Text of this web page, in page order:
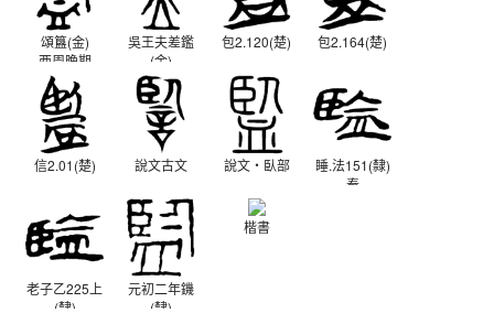
頌簋(金)
西周晚期
吳王夫差鑑
(金)
春秋晚期
包2.120(楚) 包2.164(楚)
信2.01(楚) 說文古文 說文‧臥部
睡.法151(隸)
秦
老子乙225上
(隸)
元初二年鐖
(隸)
楷書